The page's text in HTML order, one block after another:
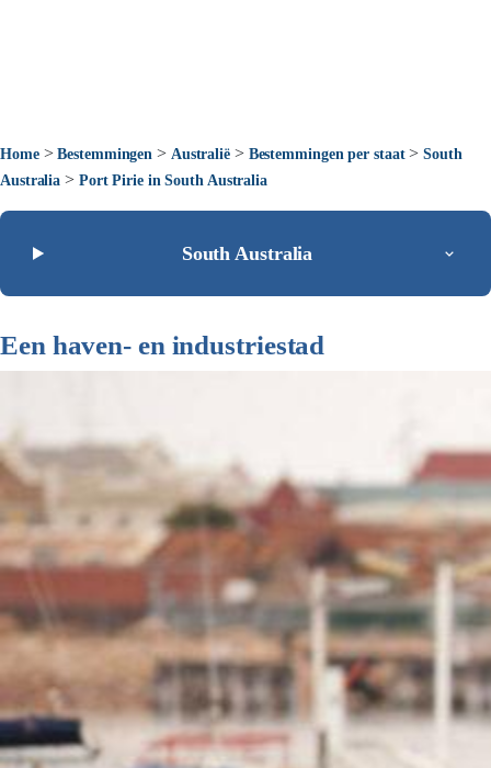
Home>Bestemmingen > Australië> Bestemmingen per staat>South
Australia > Port Pirie in South Australia
South Australia
Een haven- en industriestad